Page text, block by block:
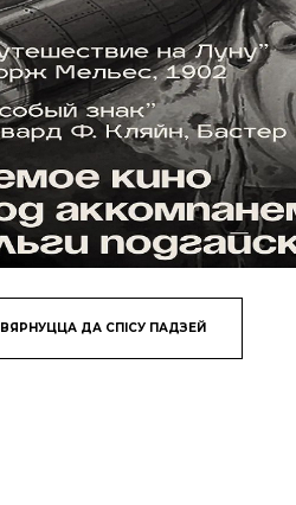
ВЯРНУЦЦА ДА СПІСУ ПАДЗЕЙ